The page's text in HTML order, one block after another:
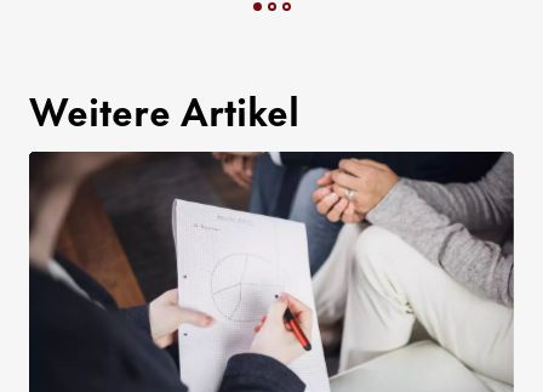
Weitere Artikel